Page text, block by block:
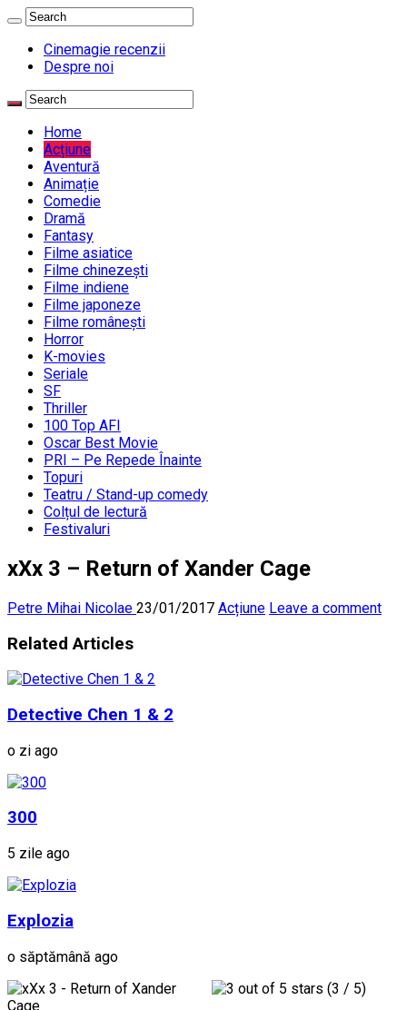
Cinemagie recenzii
Despre noi
Home
Acțiune
Aventură
Animație
Comedie
Dramă
Fantasy
Filme asiatice
Filme chinezești
Filme indiene
Filme japoneze
Filme românești
Horror
K-movies
Seriale
SF
Thriller
100 Top AFI
Oscar Best Movie
PRI – Pe Repede Înainte
Topuri
Teatru / Stand-up comedy
Colțul de lectură
Festivaluri
xXx 3 – Return of Xander Cage
Petre Mihai Nicolae 23/01/2017 Acțiune Leave a comment
Related Articles
Detective Chen 1 & 2
o zi ago
300
5 zile ago
Explozia
o săptămână ago
(3 / 5)